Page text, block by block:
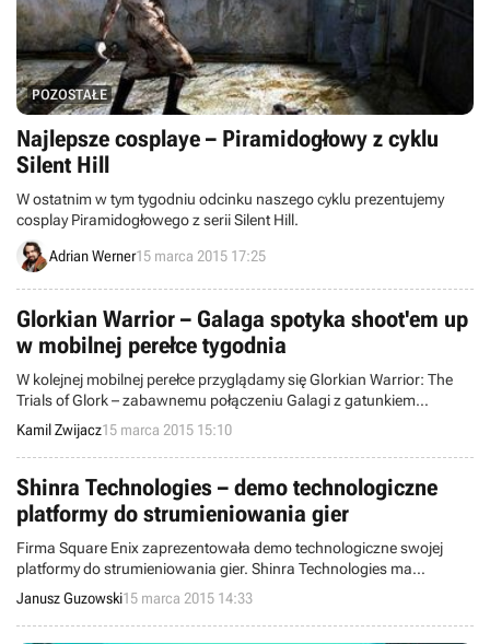
POZOSTAŁE
Najlepsze cosplaye – Piramidogłowy z cyklu
Silent Hill
W ostatnim w tym tygodniu odcinku naszego cyklu prezentujemy
cosplay Piramidogłowego z serii Silent Hill.
Adrian Werner15 marca 2015 17:25
Glorkian Warrior – Galaga spotyka shoot'em up
w mobilnej perełce tygodnia
W kolejnej mobilnej perełce przyglądamy się Glorkian Warrior: The
Trials of Glork – zabawnemu połączeniu Galagi z gatunkiem
shoot'em up. Zwariowany tytuł dostępny jest w AppStore od
dłuższego czasu, ale w ostatnich dniach w końcu trafił także do
oferty sklepu Google Play.
Kamil Zwijacz15 marca 2015 15:10
Shinra Technologies – demo technologiczne
platformy do strumieniowania gier
Firma Square Enix zaprezentowała demo technologiczne swojej
platformy do strumieniowania gier. Shinra Technologies ma
pozwolić na uruchamianie gier w chmurze, co uniezależni
rozgrywkę od posiadanej konfiguracji sprzętowej. Beta-testy
serwisu mają rozpocząć się latem.
Janusz Guzowski15 marca 2015 14:33